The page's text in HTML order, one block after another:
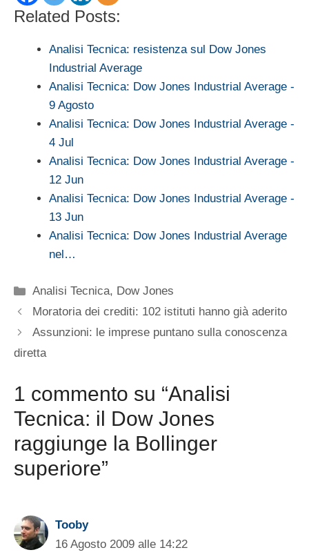
Related Posts:
Analisi Tecnica: resistenza sul Dow Jones
Industrial Average
Analisi Tecnica: Dow Jones Industrial Average -
9 Agosto
Analisi Tecnica: Dow Jones Industrial Average -
4 Jul
Analisi Tecnica: Dow Jones Industrial Average -
12 Jun
Analisi Tecnica: Dow Jones Industrial Average -
13 Jun
Analisi Tecnica: Dow Jones Industrial Average
nel…
Categorie
Analisi Tecnica, Dow Jones
Moratoria dei crediti: 102 istituti hanno già aderito
Assunzioni: le imprese puntano sulla conoscenza
diretta
1 commento su “Analisi
Tecnica: il Dow Jones
raggiunge la Bollinger
superiore”
Tooby
16 Agosto 2009 alle 14:22